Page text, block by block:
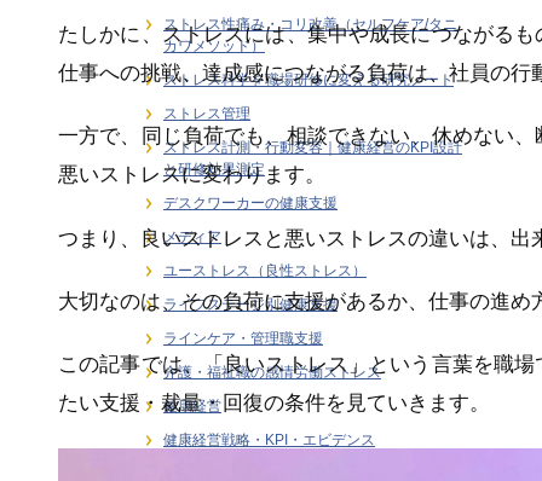
たしかに、ストレスには、集中や成長につながる
仕事への挑戦、達成感につながる負荷は、社員の
一方で、同じ負荷でも、相談できない、休めない
悪いストレスに変わります。
つまり、良いストレスと悪いストレスの違いは、
大切なのは、その負荷に支援があるか、仕事の進
この記事では、「良いストレス」という言葉を職
たい支援・裁量・回復の条件を見ていきます。
ストレス性痛み・コリ改善（セルフケア/タニ
カワメソッド）
ストレス科学を職場研修に変える研究ノート
ストレス管理
ストレス計測・行動変容｜健康経営のKPI設計
と研修効果測定
デスクワーカーの健康支援
メディア
ユーストレス（良性ストレス）
ライフステージ別健康支援
ラインケア・管理職支援
介護・福祉職の感情労働ストレス
健康経営
健康経営戦略・KPI・エビデンス